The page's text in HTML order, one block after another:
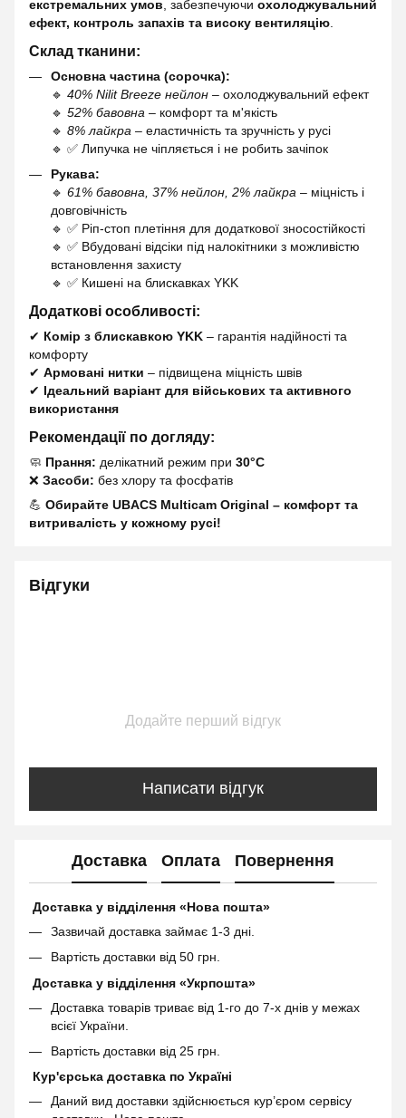
екстремальних умов , забезпечуючи охолоджувальний
ефект, контроль запахів та високу вентиляцію
Склад тканини:
Основна частина (сорочка):
🔹 40% Nilit Breeze нейлон – охолоджувальний ефект
🔹 52% бавовна – комфорт та м'якість
🔹 8% лайкра – еластичність та зручність у русі
🔹 ✅ Липучка не чіпляється і не робить зачіпок
Рукава:
🔹 61% бавовна, 37% нейлон, 2% лайкра – міцність і
довговічність
🔹 ✅ Ріп-стоп плетіння для додаткової зносостійкості
🔹 ✅ Вбудовані відсіки під налокітники з можливістю
встановлення захисту
🔹 ✅ Кишені на блискавках YKK
Додаткові особливості:
✔ Комір з блискавкою YKK – гарантія надійності та
комфорту
✔ Армовані нитки – підвищена міцність швів
✔ Ідеальний варіант для військових та активного
використання
Рекомендації по догляду:
🧼 Прання: делікатний режим при 30°C
❌ Засоби: без хлору та фосфатів
💪 Обирайте UBACS Multicam Original – комфорт та
витривалість у кожному русі!
Відгуки
Додайте перший відгук
Написати відгук
Доставка Оплата Повернення
Доставка у відділення «Нова пошта»
Зазвичай доставка займає 1-3 дні.
Вартість доставки від 50 грн.
Доставка у відділення «Укрпошта»
Доставка товарів триває від 1-го до 7-х днів у межах
всієї України.
Вартість доставки від 25 грн.
Кур'єрська доставка по Україні
Даний вид доставки здійснюється кур’єром сервісу